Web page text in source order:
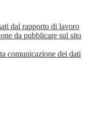
dal rapporto di lavoro
da pubblicare sul sito
comunicazione dei dati